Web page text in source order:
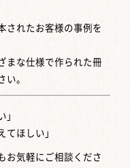
されたお客様の事例を
まな仕様で作られた冊
い。
」
てほしい」
お気軽にご相談くださ